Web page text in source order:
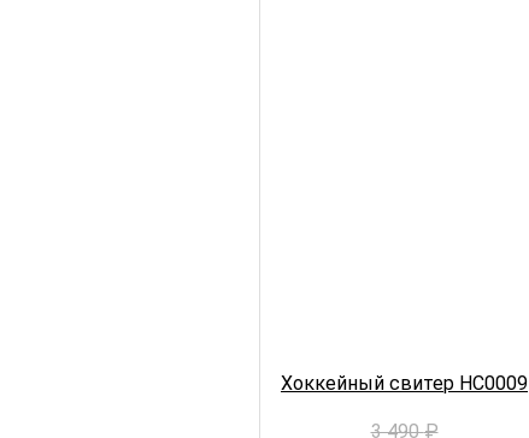
Хоккейный свитер HC0009
3 490₽